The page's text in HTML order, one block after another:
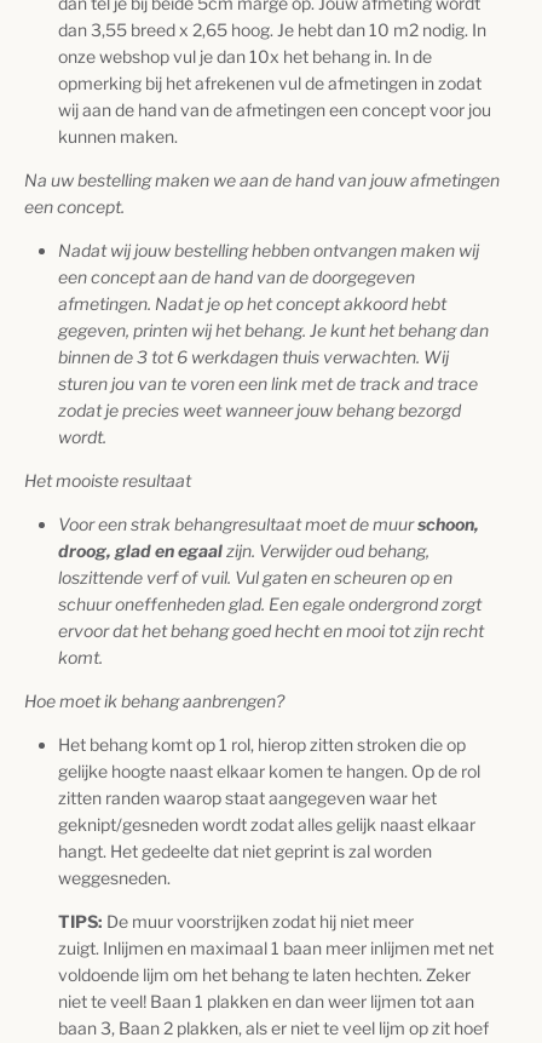
dan 3,55 breed x 2,65 hoog. Je hebt dan 10 m2 nodig. In
onze webshop vul je dan 10x het behang in. In de
opmerking bij het afrekenen vul de afmetingen in zodat
wij aan de hand van de afmetingen een concept voor jou
kunnen maken.
Na uw bestelling maken we aan de hand van jouw afmetingen
een concept.
Nadat wij jouw bestelling hebben ontvangen maken wij
een concept aan de hand van de doorgegeven
afmetingen. Nadat je op het concept akkoord hebt
gegeven, printen wij het behang. Je kunt het behang dan
binnen de 3 tot 6 werkdagen thuis verwachten. Wij
sturen jou van te voren een link met de track and trace
zodat je precies weet wanneer jouw behang bezorgd
wordt.
Het mooiste resultaat
Voor een strak behangresultaat moet de muurschoon,
droog, glad en egaalzijn. Verwijder oud behang,
loszittende verf of vuil. Vul gaten en scheuren op en
schuur oneffenheden glad. Een egale ondergrond zorgt
ervoor dat het behang goed hecht en mooi tot zijn recht
komt.
Hoe moet ik behang aanbrengen?
Het behang komt op 1 rol, hierop zitten stroken die op
gelijke hoogte naast elkaar komen te hangen. Op de rol
zitten randen waarop staat aangegeven waar het
geknipt/gesneden wordt zodat alles gelijk naast elkaar
hangt. Het gedeelte dat niet geprint is zal worden
weggesneden.
TIPS: De muur voorstrijken zodat hij niet meer
zuigt. Inlijmen en maximaal 1 baan meer inlijmen met net
voldoende lijm om het behang te laten hechten. Zeker
niet te veel! Baan 1 plakken en dan weer lijmen tot aan
baan 3, Baan 2 plakken, als er niet te veel lijm op zit hoef